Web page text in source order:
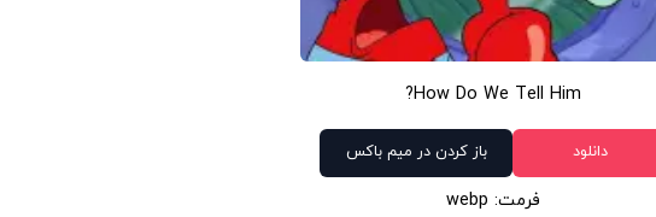
How Do We Tell Him?
دانلود باز کردن در میم باکس
فرمت: webp